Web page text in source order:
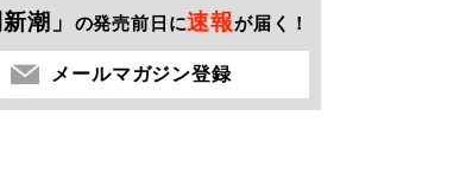
潮」 の発売前日に速報が届く！
メールマガジン登録